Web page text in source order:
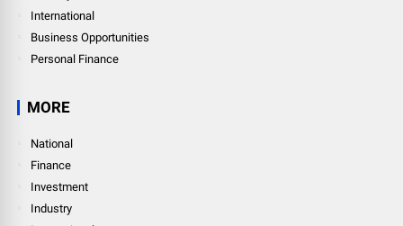
International
Business Opportunities
Personal Finance
MORE
National
Finance
Investment
Industry